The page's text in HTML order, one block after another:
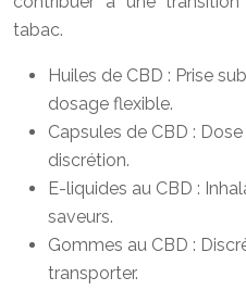
tabac.
Huiles de CBD : Prise
dosage flexible.
Capsules de CBD :
discrétion.
E-liquides au CBD :
saveurs.
Gommes au CBD :
transporter.